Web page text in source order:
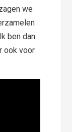
we
ben dan
ook voor